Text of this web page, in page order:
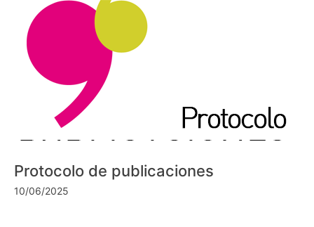
Protocolo de publicaciones
10/06/2025